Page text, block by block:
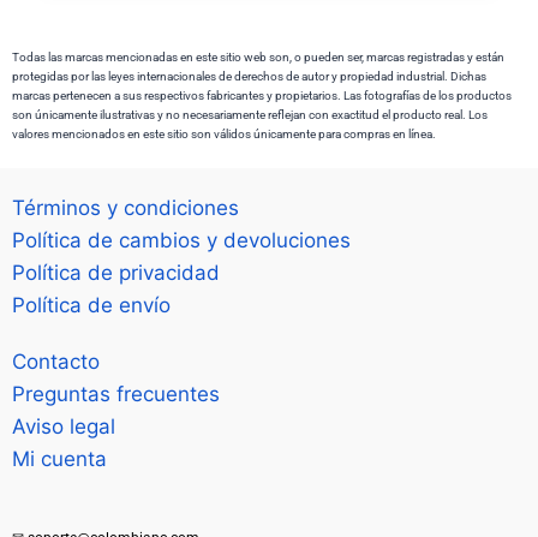
Todas las marcas mencionadas en este sitio web son, o pueden ser, marcas registradas y están
protegidas por las leyes internacionales de derechos de autor y propiedad industrial. Dichas
marcas pertenecen a sus respectivos fabricantes y propietarios. Las fotografías de los productos
son únicamente ilustrativas y no necesariamente reflejan con exactitud el producto real. Los
valores mencionados en este sitio son válidos únicamente para compras en línea.
Términos y condiciones
Política de cambios y devoluciones
Política de privacidad
Política de envío
Contacto
Preguntas frecuentes
Aviso legal
Mi cuenta